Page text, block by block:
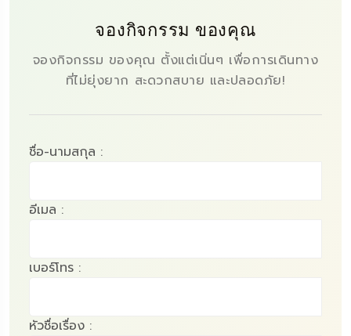
จองกิจกรรม ของคุณ
จองกิจกรรม ของคุณ ตั้งแต่เนิ่นๆ เพื่อการเดินทาง
ที่ไม่ยุ่งยาก สะดวกสบาย และปลอดภัย!
ชื่อ-นามสกุล :
อีเมล :
เบอร์โทร :
หัวชื่อเรื่อง :